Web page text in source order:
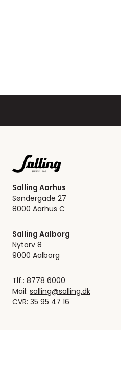
Salling Aarhus
Søndergade 27
8000 Aarhus C
Salling Aalborg
Nytorv 8
9000 Aalborg
Tlf.: 8778 6000
Mail: salling@salling.dk
CVR: 35 95 47 16